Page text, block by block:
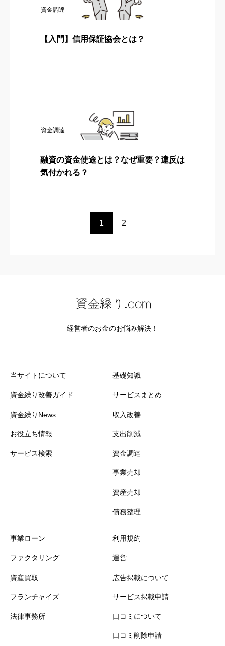
資金調達
【入門】信用保証協会とは？
資金調達
融資の資金使途とは？なぜ重要？違反は
気付かれる？
1 2
経営者のお金のお悩み解決！
当サイトについて
資金繰り改善ガイド
資金繰りNews
お役立ち情報
サービス検索
基礎知識
サービスまとめ
収入改善
支出削減
資金調達
事業売却
資産売却
債務整理
事業ローン
ファクタリング
資産買取
フランチャイズ
法律事務所
利用規約
運営
広告掲載について
サービス掲載申請
口コミについて
口コミ削除申請